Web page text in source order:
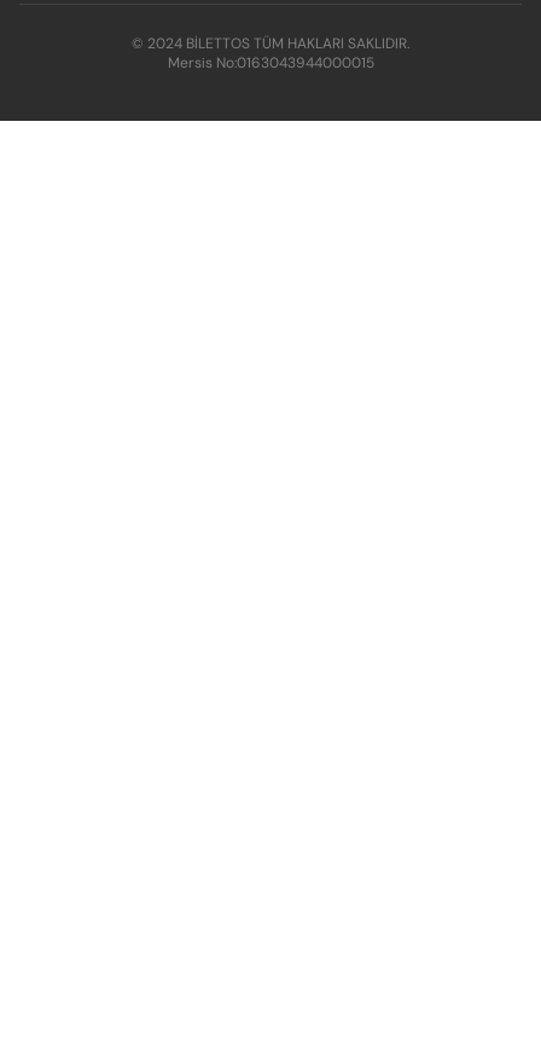
© 2024 BİLETTOS TÜM HAKLARI SAKLIDIR.
Mersis No:0163043944000015